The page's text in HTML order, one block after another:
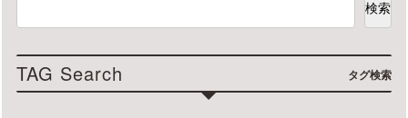
検索
TAG Search タグ検索